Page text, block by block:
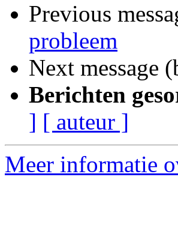
Previous
probleem
Next message
Berichten
] [ auteur ]
Meer informatie